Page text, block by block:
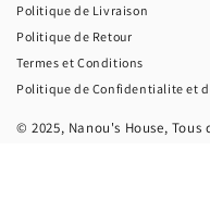
Politique de Livraison
Politique de Retour
Termes et Conditions
Politique de Confidentialite et
© 2025, Nanou's House, Tous